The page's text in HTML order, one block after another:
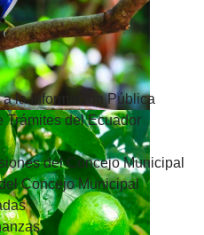
la Información Pública
Trámites del Ecuador
del Concejo Municipal
Concejo Municipal